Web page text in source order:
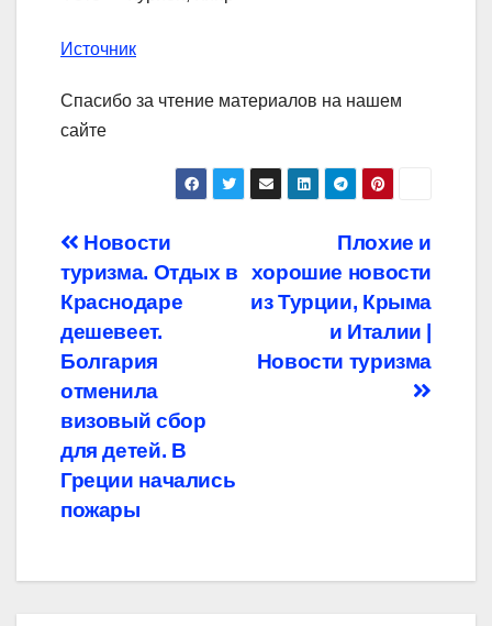
Источник
Спасибо за чтение материалов на нашем
сайте
Навигация
по
записям
Плохие и
хорошие новости
из Турции, Крыма
и Италии |
Новости туризма
Новости
туризма. Отдых в
Краснодаре
дешевеет.
Болгария
отменила
визовый сбор
для детей. В
Греции начались
пожары